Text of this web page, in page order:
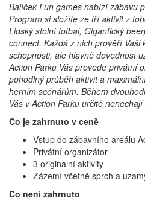
Balíček Fun games nabízí zábavu
Program si složíte ze tří aktivit z
Lidský stolní fotbal, Gigantický
connect. Každá z nich prověří Vaši
schopnosti, ale hlavně dovednost
Action Parku Vás provede privátní
pohodlný průběh aktivit a
herním scénářům. Během
Vás v Action Parku určitě
Co je zahrnuto v ceně
Vstup do zábavního areálu
Privátní organizátor
3 originální aktivity
Zázemí včetně sprch a
Co není zahrnuto